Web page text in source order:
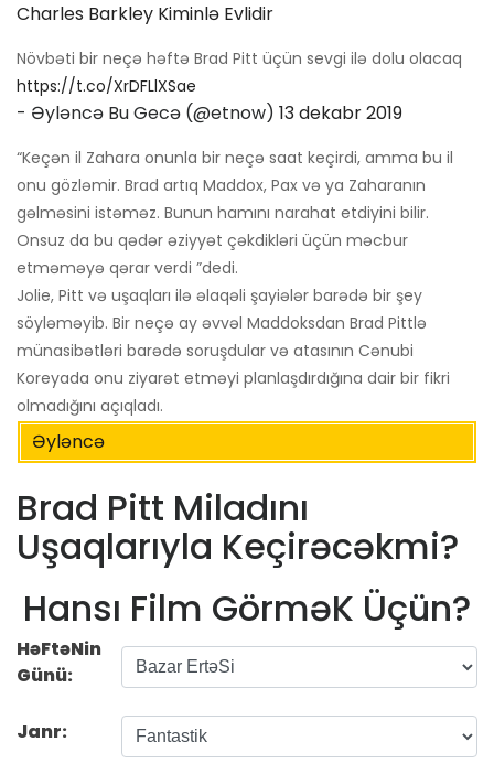
Charles Barkley Kiminlə Evlidir
Növbəti bir neçə həftə Brad Pitt üçün sevgi ilə dolu olacaq
https://t.co/XrDFLlXSae
- Əyləncə Bu Gecə (@etnow) 13 dekabr 2019
“Keçən il Zahara onunla bir neçə saat keçirdi, amma bu il
onu gözləmir. Brad artıq Maddox, Pax və ya Zaharanın
gəlməsini istəməz. Bunun hamını narahat etdiyini bilir.
Onsuz da bu qədər əziyyət çəkdikləri üçün məcbur
etməməyə qərar verdi ”dedi.
Jolie, Pitt və uşaqları ilə əlaqəli şayiələr barədə bir şey
söyləməyib. Bir neçə ay əvvəl Maddoksdan Brad Pittlə
münasibətləri barədə soruşdular və atasının Cənubi
Koreyada onu ziyarət etməyi planlaşdırdığına dair bir fikri
olmadığını açıqladı.
Əyləncə
Brad Pitt Miladını
Uşaqlarıyla Keçirəcəkmi?
Hansı Film GörməK Üçün?
HəFtəNin
Günü:
Janr: